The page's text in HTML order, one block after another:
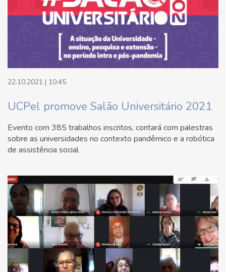
22.10.2021 | 10:45
UCPel promove Salão Universitário 2021
Evento com 385 trabalhos inscritos, contará com palestras
sobre as universidades no contexto pandêmico e a robótica
de assistência social